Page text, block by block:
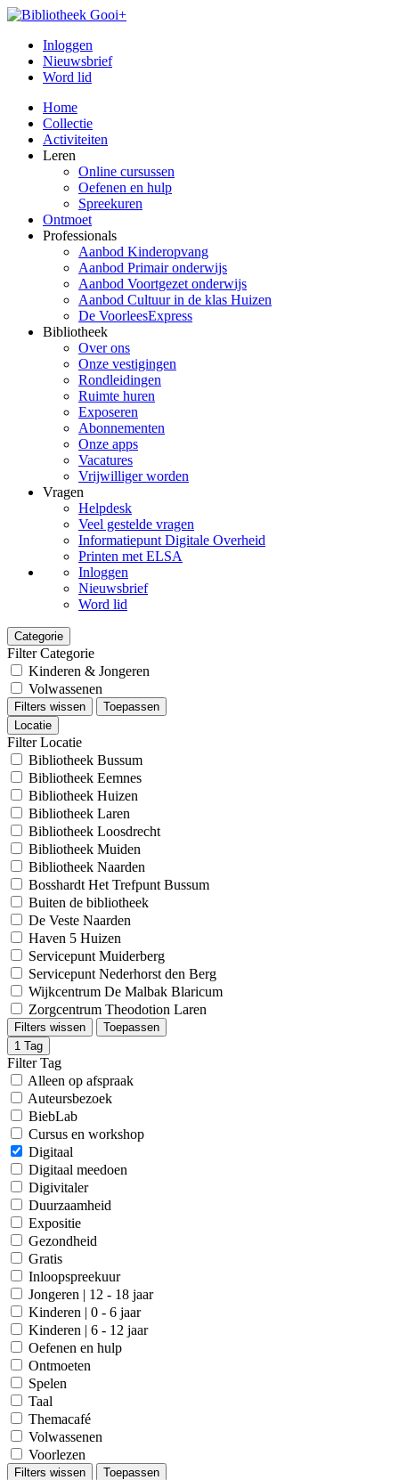
Inloggen
Nieuwsbrief
Word lid
Home
Collectie
Activiteiten
Leren
Online cursussen
Oefenen en hulp
Spreekuren
Ontmoet
Professionals
Aanbod Kinderopvang
Aanbod Primair onderwijs
Aanbod Voortgezet onderwijs
Aanbod Cultuur in de klas Huizen
De VoorleesExpress
Bibliotheek
Over ons
Onze vestigingen
Rondleidingen
Ruimte huren
Exposeren
Abonnementen
Onze apps
Vacatures
Vrijwilliger worden
Vragen
Helpdesk
Veel gestelde vragen
Informatiepunt Digitale Overheid
Printen met ELSA
Inloggen
Nieuwsbrief
Word lid
Categorie
Filter Categorie
Kinderen & Jongeren
Volwassenen
Filters wissen
Toepassen
Locatie
Filter Locatie
Bibliotheek Bussum
Bibliotheek Eemnes
Bibliotheek Huizen
Bibliotheek Laren
Bibliotheek Loosdrecht
Bibliotheek Muiden
Bibliotheek Naarden
Bosshardt Het Trefpunt Bussum
Buiten de bibliotheek
De Veste Naarden
Haven 5 Huizen
Servicepunt Muiderberg
Servicepunt Nederhorst den Berg
Wijkcentrum De Malbak Blaricum
Zorgcentrum Theodotion Laren
Filters wissen
Toepassen
1 Tag
Filter Tag
Alleen op afspraak
Auteursbezoek
BiebLab
Cursus en workshop
Digitaal
Digitaal meedoen
Digivitaler
Duurzaamheid
Expositie
Gezondheid
Gratis
Inloopspreekuur
Jongeren | 12 - 18 jaar
Kinderen | 0 - 6 jaar
Kinderen | 6 - 12 jaar
Oefenen en hulp
Ontmoeten
Spelen
Taal
Themacafé
Volwassenen
Voorlezen
Filters wissen
Toepassen